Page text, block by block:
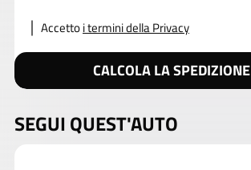
Accettoi termini della Privacy
CALCOLA LA SPEDIZIONE
SEGUI QUEST'AUTO